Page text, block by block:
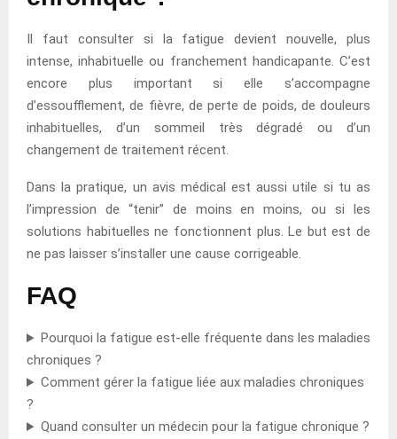
Il faut consulter si la fatigue devient nouvelle, plus
intense, inhabituelle ou franchement handicapante. C’est
encore plus important si elle s’accompagne
d’essoufflement, de fièvre, de perte de poids, de douleurs
inhabituelles, d’un sommeil très dégradé ou d’un
changement de traitement récent.
Dans la pratique, un avis médical est aussi utile si tu as
l’impression de “tenir” de moins en moins, ou si les
solutions habituelles ne fonctionnent plus. Le but est de
ne pas laisser s’installer une cause corrigeable.
FAQ
Pourquoi la fatigue est-elle fréquente dans les maladies
chroniques ?
Comment gérer la fatigue liée aux maladies chroniques
?
Quand consulter un médecin pour la fatigue chronique ?